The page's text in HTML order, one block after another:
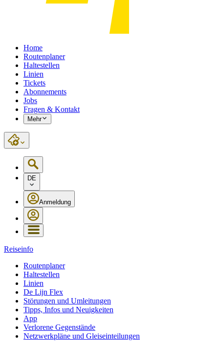
Home
Routenplaner
Haltestellen
Linien
Tickets
Abonnements
Jobs
Fragen & Kontakt
Mehr
DE
Anmeldung
Reiseinfo
Routenplaner
Haltestellen
Linien
De Lijn Flex
Störungen und Umleitungen
Tipps, Infos und Neuigkeiten
App
Verlorene Gegenstände
Netzwerkpläne und Gleiseinteilungen